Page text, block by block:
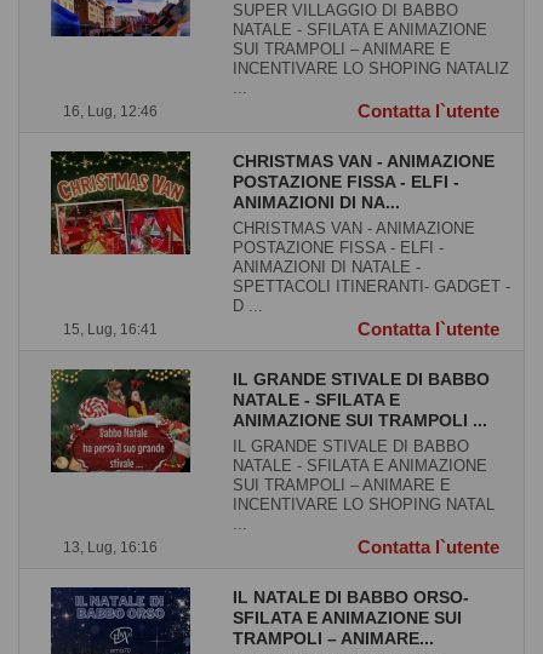
16, Lug, 12:46
SUPER VILLAGGIO DI BABBO
NATALE - SFILATA E ANIMAZIONE
SUI TRAMPOLI – ANIMARE E
INCENTIVARE LO SHOPING NATALIZ
...
Contatta l`utente
15, Lug, 16:41
CHRISTMAS VAN - ANIMAZIONE
POSTAZIONE FISSA - ELFI -
ANIMAZIONI DI NA...
CHRISTMAS VAN - ANIMAZIONE
POSTAZIONE FISSA - ELFI -
ANIMAZIONI DI NATALE -
SPETTACOLI ITINERANTI- GADGET -
D ...
Contatta l`utente
13, Lug, 16:16
IL GRANDE STIVALE DI BABBO
NATALE - SFILATA E
ANIMAZIONE SUI TRAMPOLI ...
IL GRANDE STIVALE DI BABBO
NATALE - SFILATA E ANIMAZIONE
SUI TRAMPOLI – ANIMARE E
INCENTIVARE LO SHOPING NATAL
...
Contatta l`utente
IL NATALE DI BABBO ORSO-
SFILATA E ANIMAZIONE SUI
TRAMPOLI – ANIMARE...